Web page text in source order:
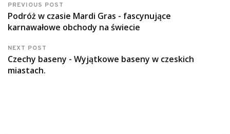
PREVIOUS POST
Podróż w czasie Mardi Gras - fascynujące
karnawałowe obchody na świecie
NEXT POST
Czechy baseny - Wyjątkowe baseny w czeskich
miastach.